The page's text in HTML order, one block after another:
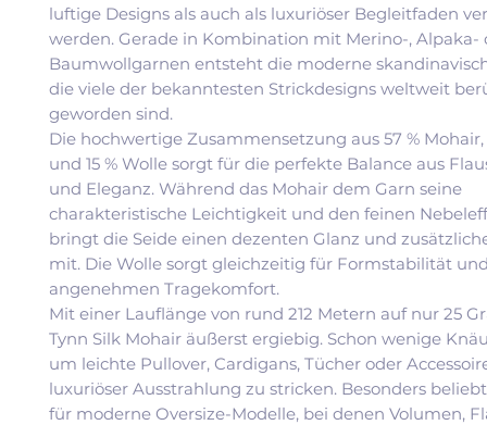
luftige Designs als auch als luxuriöser Begleitfaden
werden. Gerade in Kombination mit Merino-, Alpaka-
Baumwollgarnen entsteht die moderne
die viele der bekanntesten Strickdesigns weltweit
geworden sind.
Die hochwertige Zusammensetzung aus 57 % Mohair,
und 15 % Wolle sorgt für die perfekte Balance aus
und Eleganz. Während das Mohair dem Garn seine
charakteristische Leichtigkeit und den feinen
bringt die Seide einen dezenten Glanz und
mit. Die Wolle sorgt gleichzeitig für Formstabilität
angenehmen Tragekomfort.
Mit einer Lauflänge von rund 212 Metern auf nur 25
Tynn Silk Mohair äußerst ergiebig. Schon wenige
um leichte Pullover, Cardigans, Tücher oder
luxuriöser Ausstrahlung zu stricken. Besonders
für moderne Oversize-Modelle, bei denen Volumen,